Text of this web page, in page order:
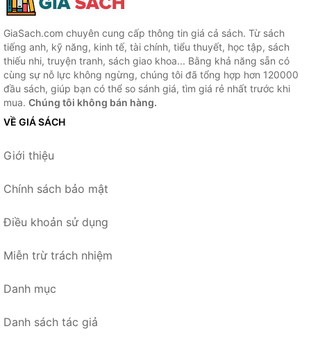
GiaSach.com chuyên cung cấp thông tin giá cả sách. Từ sách
tiếng anh, kỹ năng, kinh tế, tài chính, tiểu thuyết, học tập, sách
thiếu nhi, truyện tranh, sách giao khoa... Bằng khả năng sẵn có
cùng sự nỗ lực không ngừng, chúng tôi đã tổng hợp hơn 120000
đầu sách, giúp bạn có thể so sánh giá, tìm giá rẻ nhất trước khi
mua. Chúng tôi không bán hàng.
VỀ GIÁ SÁCH
Giới thiệu
Chính sách bảo mật
Điều khoản sử dụng
Miễn trừ trách nhiệm
Danh mục
Danh sách tác giả